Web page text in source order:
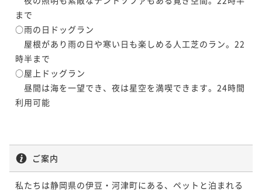
まで
○雨の日ドッグラン
屋根があり雨の日や寒い日も楽しめる人工芝のラン。22
時半まで
○屋上ドッグラン
昼間は海を一望でき、夜は星空を満喫できます。24時間
利用可能
ご案内
私たちは静岡県の伊豆・河津町にある、ペットと泊まれる